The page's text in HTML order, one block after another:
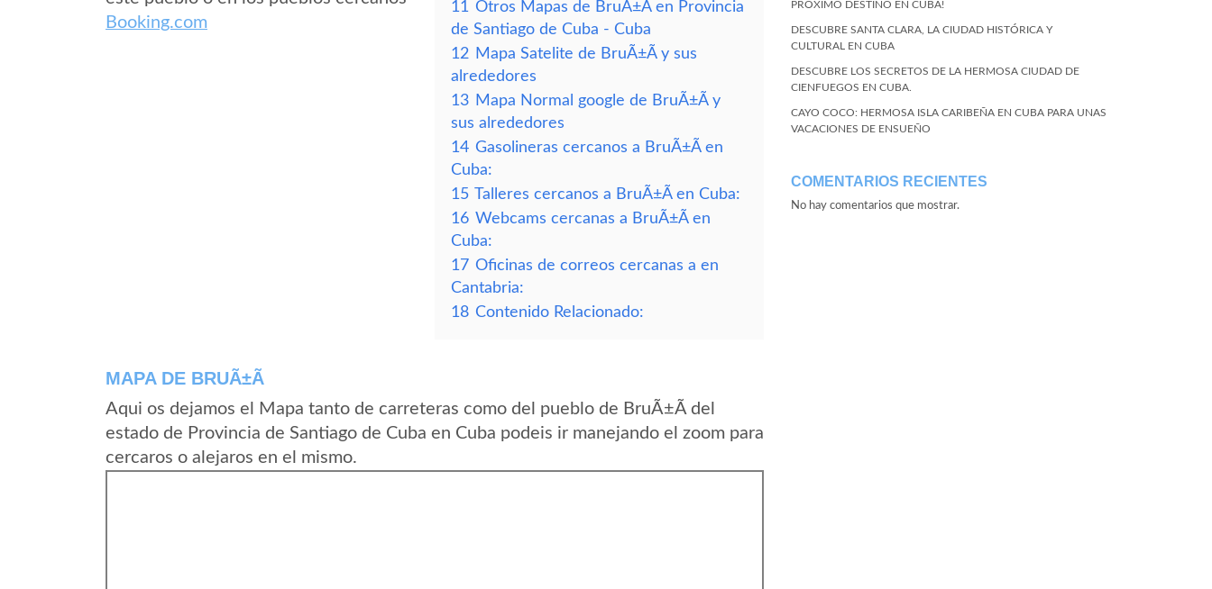
Booking.com
11 Otros Mapas de BruÃ±Ã­ en Provincia
de Santiago de Cuba - Cuba
12 Mapa Satelite de BruÃ±Ã­ y sus
alrededores
13 Mapa Normal google de BruÃ±Ã­ y
sus alrededores
14 Gasolineras cercanos a BruÃ±Ã­ en
Cuba:
15 Talleres cercanos a BruÃ±Ã­ en Cuba:
16 Webcams cercanas a BruÃ±Ã­ en
Cuba:
17 Oficinas de correos cercanas a en
Cantabria:
18 Contenido Relacionado:
MAPA DE BRUÃ±Ã­
Aqui os dejamos el Mapa tanto de carreteras como del pueblo de BruÃ±Ã­ del
estado de Provincia de Santiago de Cuba en Cuba podeis ir manejando el zoom para
cercaros o alejaros en el mismo.
PRÓXIMO DESTINO EN CUBA!
DESCUBRE SANTA CLARA, LA CIUDAD HISTÓRICA Y
CULTURAL EN CUBA
DESCUBRE LOS SECRETOS DE LA HERMOSA CIUDAD DE
CIENFUEGOS EN CUBA.
CAYO COCO: HERMOSA ISLA CARIBEÑA EN CUBA PARA UNAS
VACACIONES DE ENSUEÑO
COMENTARIOS RECIENTES
No hay comentarios que mostrar.